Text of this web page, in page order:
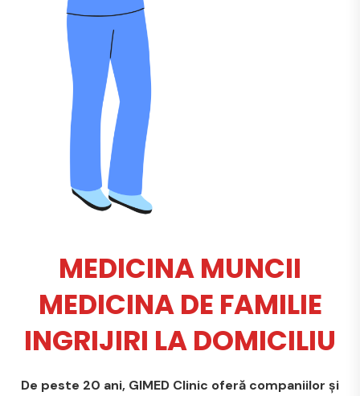
MEDICINA MUNCII
MEDICINA DE FAMILIE
INGRIJIRI LA DOMICILIU
De peste 20 ani, GIMED Clinic oferă companiilor și